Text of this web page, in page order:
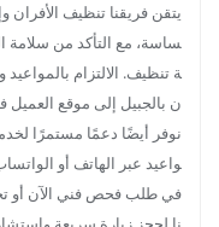
يتقن فريقنا تنظيف الأفران
ساسة، مع التأكد من سلامة
ة تنظيف. الالتزام
ن بالجبيل إلى موقع العميل
نوفر أيضًا دعمًا مستمرًا
واعيد عبر الهاتف أو
في طلب فحص فني الآن أو